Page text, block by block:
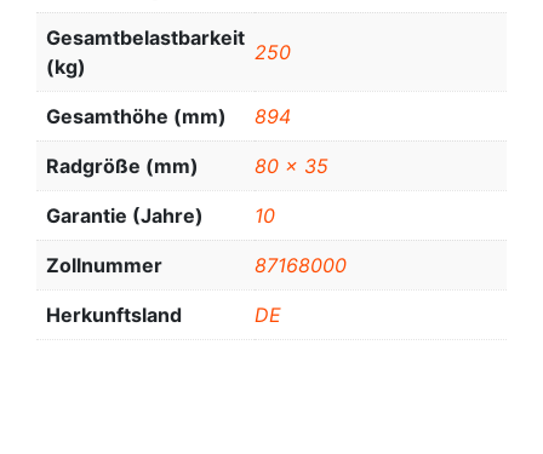
Gesamtbelastbarkeit
(kg)
250
Gesamthöhe (mm) 894
Radgröße (mm) 80 x 35
Garantie (Jahre) 10
Zollnummer 87168000
Herkunftsland DE